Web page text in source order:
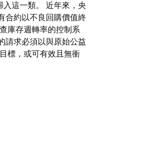
這一類。 近年來，央
合約以不良回購價值終
庫存週轉率的控制系
請求必須以與原始公益
標，或可有效且無衝